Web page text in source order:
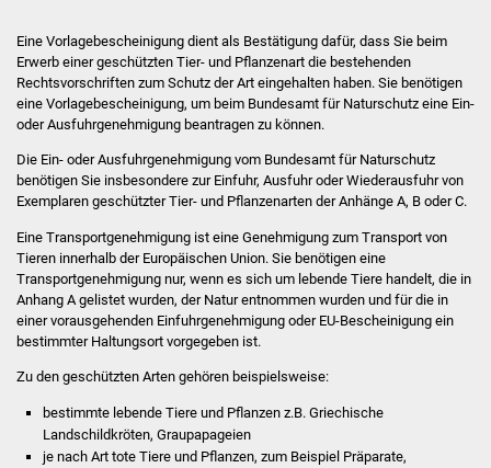
Kontakt
Veröffentlichungen
FNP / Bebauungspläne
Wahlen
Stadtinfo
Projekte
Eine Vorlagebescheinigung dient als Bestätigung dafür, dass Sie beim
Erwerb einer geschützten Tier- und Pflanzenart die bestehenden
Rechtsvorschriften zum Schutz der Art eingehalten haben. Sie benötigen
eine Vorlagebescheinigung, um beim Bundesamt für Naturschutz eine Ein-
oder Ausfuhrgenehmigung beantragen zu können.
Die Ein- oder Ausfuhrgenehmigung vom Bundesamt für Naturschutz
benötigen Sie insbesondere zur Einfuhr, Ausfuhr oder Wiederausfuhr von
Exemplaren geschützter Tier- und Pflanzenarten der Anhänge A, B oder C.
Eine Transportgenehmigung ist eine Genehmigung zum Transport von
Tieren innerhalb der Europäischen Union. Sie benötigen eine
Transportgenehmigung nur, wenn es sich um lebende Tiere handelt, die in
Anhang A gelistet wurden, der Natur entnommen wurden und für die in
einer vorausgehenden Einfuhrgenehmigung oder EU-Bescheinigung ein
bestimmter Haltungsort vorgegeben ist.
Zu den geschützten Arten gehören beispielsweise:
bestimmte lebende Tiere und Pflanzen z.B. Griechische
Landschildkröten, Graupapageien
je nach Art tote Tiere und Pflanzen, zum Beispiel Präparate,